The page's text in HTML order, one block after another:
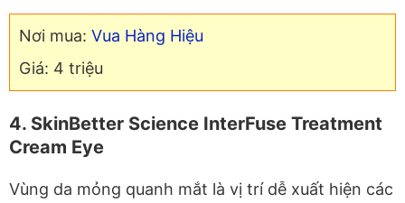
Nơi mua: Vua Hàng Hiệu
Giá: 4 triệu
4. SkinBetter Science InterFuse Treatment
Cream Eye
Vùng da mỏng quanh mắt là vị trí dễ xuất hiện các